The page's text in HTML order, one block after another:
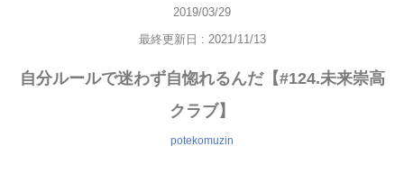
2019/03/29
最終更新日 : 2021/11/13
自分ルールで迷わず自惚れるんだ【#124.未来崇高
クラブ】
potekomuzin